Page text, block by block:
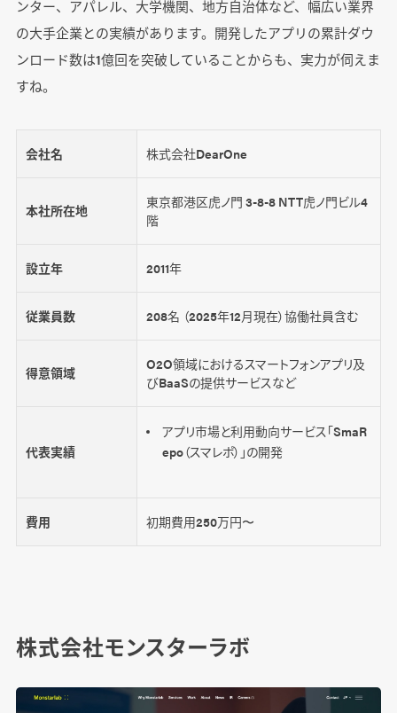
ンター、アパレル、大学機関、地方自治体など、幅広い業界
の大手企業との実績があります。開発したアプリの累計ダウ
ンロード数は1億回を突破していることからも、実力が伺えま
すね。
会社名 株式会社DearOne
本社所在地
東京都港区虎ノ門 3-8-8 NTT虎ノ門ビル4
階
設立年 2011年
従業員数 208名 （2025年12月現在）協働社員含む
得意領域
O2O領域におけるスマートフォンアプリ及
びBaaSの提供サービスなど
代表実績
アプリ市場と利用動向サービス「SmaR
epo（スマレポ）」の開発
費用 初期費用250万円〜
株式会社モンスターラボ